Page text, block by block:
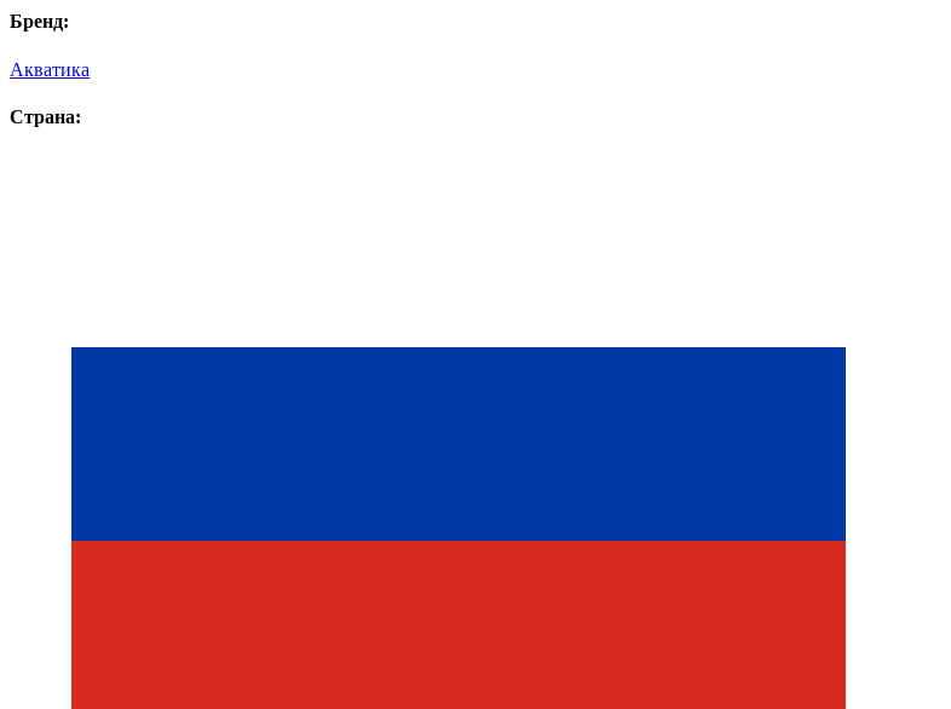
Бренд:
Акватика
Страна: